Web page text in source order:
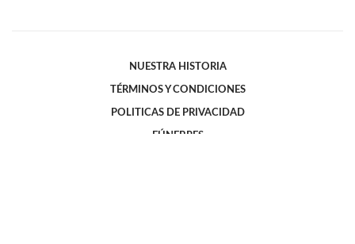
NUESTRA HISTORIA
TÉRMINOS Y CONDICIONES
POLITICAS DE PRIVACIDAD
FÚNEBRES